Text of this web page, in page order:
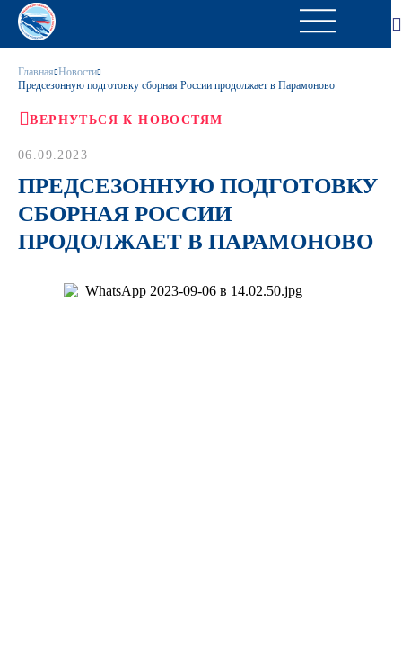
Главная Новости
Предсезонную подготовку сборная России продолжает в Парамоново
ВЕРНУТЬСЯ К НОВОСТЯМ
06.09.2023
ПРЕДСЕЗОННУЮ ПОДГОТОВКУ
СБОРНАЯ РОССИИ
ПРОДОЛЖАЕТ В ПАРАМОНОВО